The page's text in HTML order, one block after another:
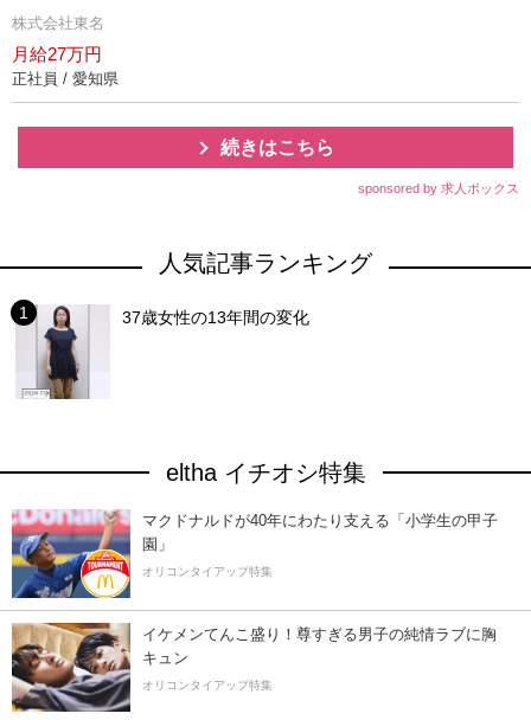
株式会社東名
月給27万円
正社員 / 愛知県
続きはこちら
sponsored by 求人ボックス
人気記事ランキング
37歳女性の13年間の変化
eltha イチオシ特集
マクドナルドが40年にわたり支える「小学生の甲子
園」
オリコンタイアップ特集
イケメンてんこ盛り！尊すぎる男子の純情ラブに胸
キュン
オリコンタイアップ特集